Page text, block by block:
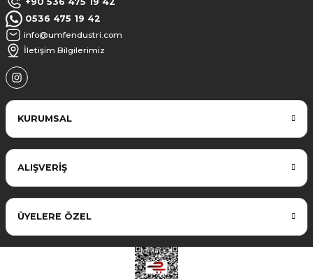
0536 475 19 42
info@umfendustri.com
İletişim Bilgilerimiz
KURUMSAL
ALIŞVERİŞ
ÜYELERE ÖZEL